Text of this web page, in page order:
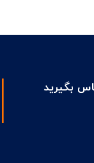
بگيريد